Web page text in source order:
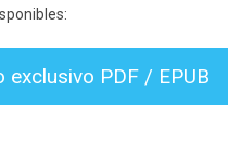
PDF / EPUB